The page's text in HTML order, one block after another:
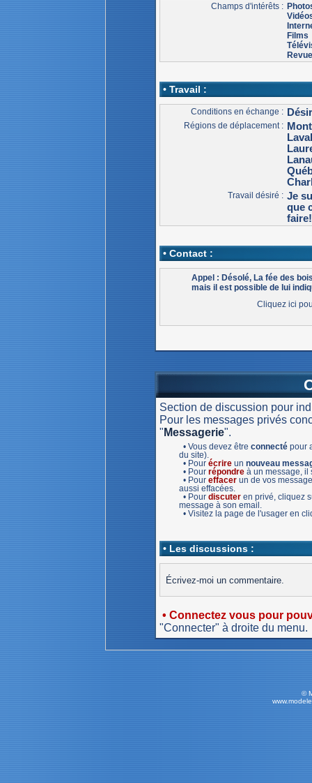
Champs d'intérêts :
Films
• Travail :
Conditions en échange :
Régions de déplacement :
Travail désiré : Je
que
• Contact :
Appel : Désolé, La fée des
mais il est possible de lui
Cliquez ici
Section de discussion pour
Pour les messages privés
" Messagerie".
• Vous devez être connectépour
du site).
• Pour écrireun nouveau
• Pour répondreà un message, il
• Pour effacerun de vos
aussi effacées.
• Pour discuteren privé, cliquez
message à son email.
• Visitez la page de l'usager en
• Les discussions :
Écrivez-moi un commentaire.
• Connectez vous pour
"Connecter" à droite du menu.
©